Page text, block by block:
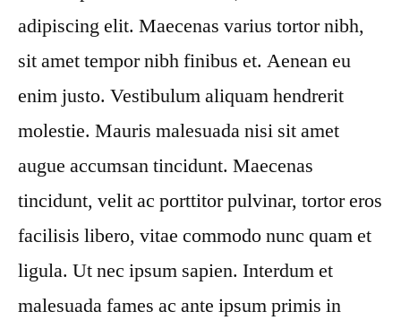
adipiscing elit. Maecenas varius tortor nibh,
sit amet tempor nibh finibus et. Aenean eu
enim justo. Vestibulum aliquam hendrerit
molestie. Mauris malesuada nisi sit amet
augue accumsan tincidunt. Maecenas
tincidunt, velit ac porttitor pulvinar, tortor eros
facilisis libero, vitae commodo nunc quam et
ligula. Ut nec ipsum sapien. Interdum et
malesuada fames ac ante ipsum primis in